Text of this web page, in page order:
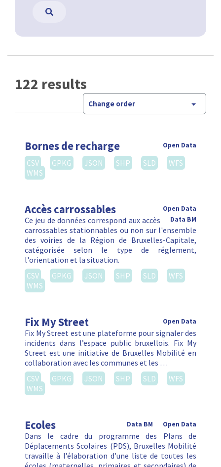
122 results
Change order
Bornes de recharge Open Data
CSV GPKG JSON SHP SLD
WFS
WMS
Accès carrossables
Open Data
Data BM
Ce jeu de données correspond aux accès
carrossables stationnables ou non sur l'ensemble
des voiries de la Région de Bruxelles-Capitale,
catégorisée selon le type de réglement,
l'orientation et la situation.
CSV
GPKG JSON SHP SLD
WFS
WMS
Fix My Street Open Data
Fix My Street est une plateforme pour signaler des
incidents dans l’espace public bruxellois. Fix My
Street est une initiative de Bruxelles Mobilité en
collaboration avec les communes et les …
CSV
GPKG JSON SHP SLD
WFS
WMS
Ecoles Open Data
Data BM
Dans le cadre du programme des Plans de
Déplacements Scolaires (PDS), Bruxelles Mobilité
travaille à l’élaboration d’une liste de toutes les